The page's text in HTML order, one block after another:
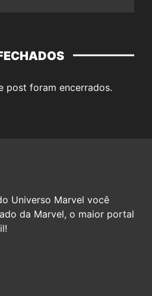
post foram encerrados.
Universo Marvel você
da Marvel, o maior portal